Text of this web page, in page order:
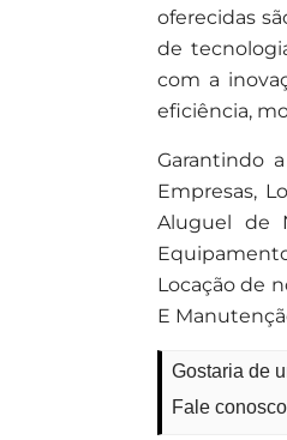
oferecidas
de
com a
eficiência,
Garantindo
Empresas,
Aluguel de
Locação de
E
Gostaria de
Fale